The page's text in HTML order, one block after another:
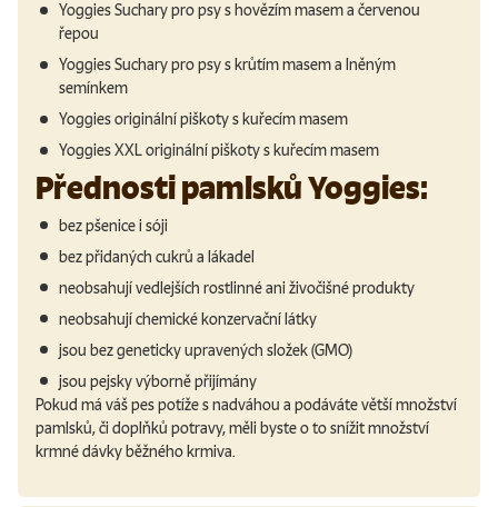
Yoggies Suchary pro psy s hovězím masem a červenou
řepou
Yoggies Suchary pro psy s krůtím masem a lněným
semínkem
Yoggies originální piškoty s kuřecím masem
Yoggies XXL originální piškoty s kuřecím masem
Přednosti pamlsků Yoggies:
bez pšenice i sóji
bez přidaných cukrů a lákadel
neobsahují vedlejších rostlinné ani živočišné produkty
neobsahují chemické konzervační látky
jsou bez geneticky upravených složek (GMO)
jsou pejsky výborně přijímány
Pokud má váš pes potíže s nadváhou a podáváte větší množství
pamlsků, či doplňků potravy, měli byste o to snížit množství
krmné dávky běžného krmiva.